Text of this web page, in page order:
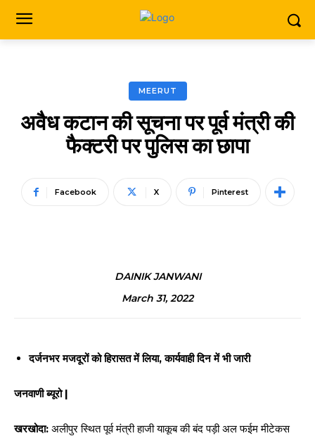
MEERUT
अवैध कटान की सूचना पर पूर्व मंत्री की
फैक्टरी पर पुलिस का छापा
Facebook X Pinterest
DAINIK JANWANI
March 31, 2022
दर्जनभर मजदूरों को हिरासत में लिया, कार्यवाही दिन में भी जारी
जनवाणी ब्यूरो |
खरखोदा: अलीपुर स्थित पूर्व मंत्री हाजी याकूब की बंद पड़ी अल फईम मीटेकस